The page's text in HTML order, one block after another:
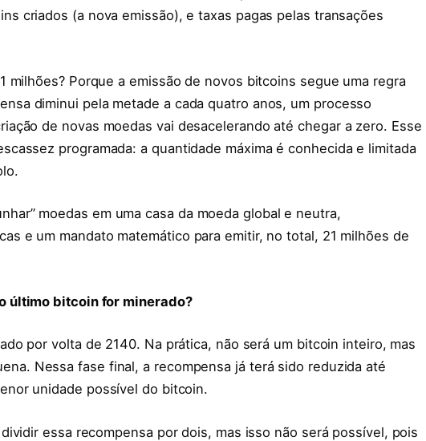
criados (a nova emissão), e taxas pagas pelas transações
milhões? Porque a emissão de novos bitcoins segue uma regra
diminui pela metade a cada quatro anos, um processo
de novas moedas vai desacelerando até chegar a zero. Esse
programada: a quantidade máxima é conhecida e limitada
moedas em uma casa da moeda global e neutra,
e um mandato matemático para emitir, no total, 21 milhões de
último bitcoin for minerado?
por volta de 2140. Na prática, não será um bitcoin inteiro, mas
Nessa fase final, a recompensa já terá sido reduzida até
unidade possível do bitcoin.
essa recompensa por dois, mas isso não será possível, pois